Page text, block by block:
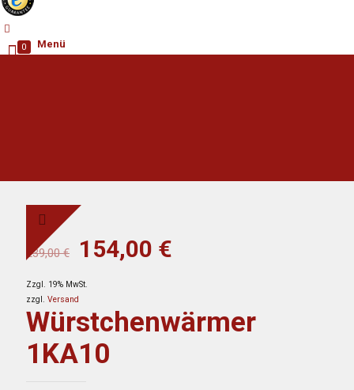
0 Menü
239,00€
Ursprünglicher
war:
239,00 €
154,00 €
154,00 €.
Zzgl. 19% MwSt.
zzgl. Versand
Würstchenwärmer
1KA10